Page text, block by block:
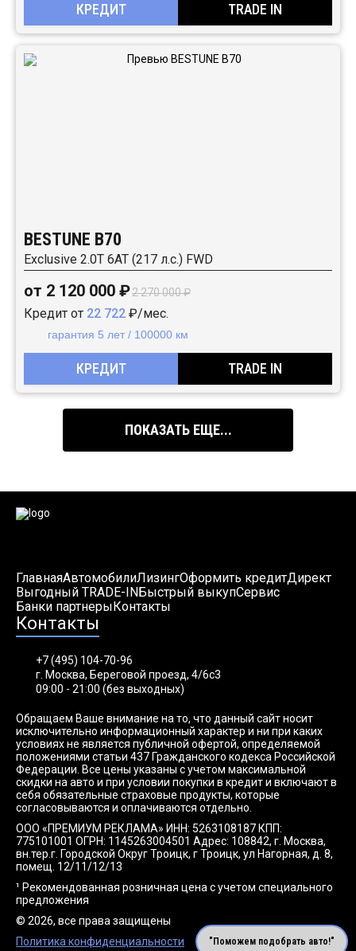
КРЕДИТ TRADE IN
BESTUNE B70
Exclusive 2.0T 6AT (217 л.с.) FWD
от 2 120 000 ₽2 270 000 ₽
Кредит от 22 722 ₽/мес.
гарантия 5 лет / 100000 км
КРЕДИТ TRADE IN
ПОКАЗАТЬ ЕЩЕ...
ГлавнаяАвтомобилиЛизингОформить кредитДирект
Выгодный TRADE-INБыстрый выкупСервис
Банки партнерыКонтакты
Контакты
+7 (495) 104-70-96
г. Москва, Береговой проезд, 4/6с3
09:00 - 21:00 (без выходных)
Обращаем Ваше внимание на то, что данный сайт носит
исключительно информационный характер и ни при каких
условиях не является публичной офертой, определяемой
положениями статьи 437 Гражданского кодекса Российской
Федерации. Все цены указаны с учетом максимальной
скидки на авто и при условии покупки в кредит и включают в
себя обязательные страховые продукты, которые
согласовываются и оплачиваются отдельно.
ООО «ПРЕМИУМ РЕКЛАМА» ИНН: 5263108187 КПП:
775101001 ОГРН: 1145263004501 Адрес: 108842, г. Москва,
вн.тер.г. Городской Округ Троицк, г Троицк, ул Нагорная, д. 8,
помещ. 12/11/12/13
¹ Рекомендованная розничная цена с учетом специального
предложения
© 2026, все права защищены
Политика конфиденциальности
"Поможем подобрать авто!"